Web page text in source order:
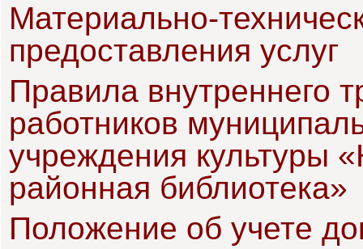
Материально-
предоставления услуг
Правила внутреннего
работников
учреждения культуры
районная библиотека»
Положение об учете